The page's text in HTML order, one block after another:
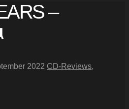
–
2022 CD-Reviews,